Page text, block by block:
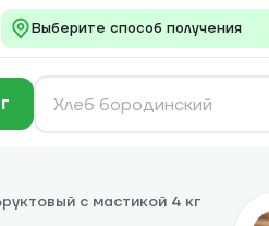
Выберите способ получения
с мастикой 4 кг